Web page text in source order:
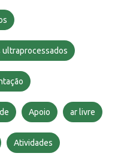
ultraprocessados
Apoio ar livre
Atividades